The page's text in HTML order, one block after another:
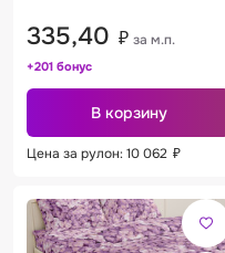
335,40 ₽ за м.п.
+201 бонус
В корзину
Цена за рулон: 10 062 ₽